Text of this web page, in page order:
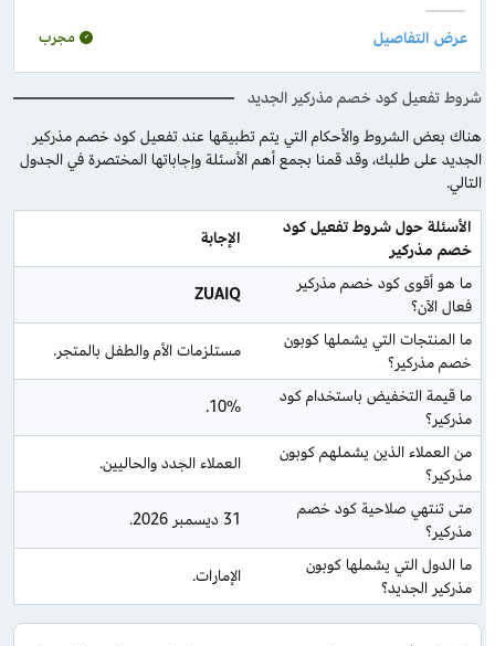
مجرب
شروط تفعيل كود خصم مذركير الجديد
هناك بعض الشروط والأحكام التي يتم تطبيقها عند تفعيل كود خصم مذركير
الجديد على طلبك، وقد قمنا بجمع أهم الأسئلة وإجاباتها المختصرة في الجدول
التالي.
الأسئلة حول شروط تفعيل كود
خصم مذركير
الإجابة
ما هو أقوى كود خصم مذركير
فعال الآن؟
ZUAIQ
ما المنتجات التي يشملها كوبون
خصم مذركير؟
مستلزمات الأم والطفل بالمتجر.
ما قيمة التخفيض باستخدام كود
مذركير؟
10%.
من العملاء الذين يشملهم كوبون
مذركير؟
العملاء الجدد والحاليين.
متى تنتهي صلاحية كود خصم
مذركير؟
31 ديسمبر 2026.
ما الدول التي يشملها كوبون
مذركير الجديد؟
الإمارات.